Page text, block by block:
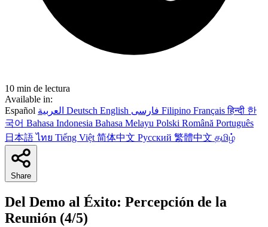
10 min de lectura
Available in:
Español
Deutsch English Filipino Françaisहिन्दी 한
국어 Bahasa Indonesia Bahasa Melayu Polski Română Português
日本語ไทย Tiếng Việt 简体中文 Русский 繁體中文 தமிழ்
Share
Del Demo al Éxito: Percepción de la
Reunión (4/5)